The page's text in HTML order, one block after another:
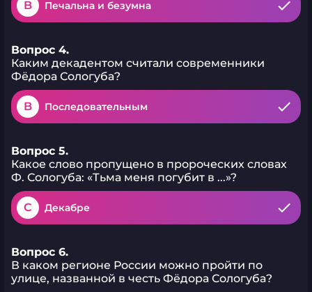
B Печальна и безумна
Вопрос 4.
Каким декадентом считали современники
Фёдора Сологуба?
B Последовательным
Вопрос 5.
Какое слово пропущено в пророческих словах
Ф. Сологуба: «Тьма меня погубит в ...»?
C Декабре
Вопрос 6.
В каком регионе России можно пройти по
улице, названной в честь Фёдора Сологуба?